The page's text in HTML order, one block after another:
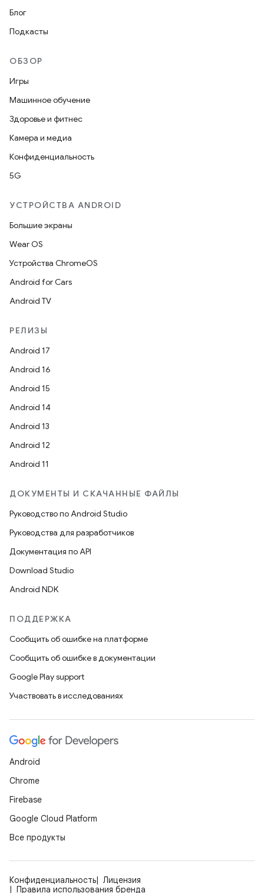
Блог
Подкасты
ОБЗОР
Игры
Машинное обучение
Здоровье и фитнес
Камера и медиа
Конфиденциальность
5G
УСТРОЙСТВА ANDROID
Большие экраны
Wear OS
Устройства ChromeOS
Android for Cars
Android TV
РЕЛИЗЫ
Android 17
Android 16
Android 15
Android 14
Android 13
Android 12
Android 11
ДОКУМЕНТЫ И СКАЧАННЫЕ ФАЙЛЫ
Руководство по Android Studio
Руководства для разработчиков
Документация по API
Download Studio
Android NDK
ПОДДЕРЖКА
Сообщить об ошибке на платформе
Сообщить об ошибке в документации
Google Play support
Участвовать в исследованиях
Android
Chrome
Firebase
Google Cloud Platform
Все продукты
Конфиденциальность
Лицензия
Правила использования бренда